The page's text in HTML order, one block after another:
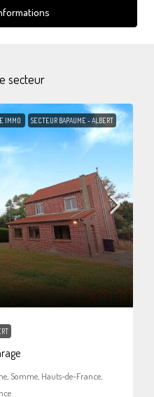
secteur
IMMO SECTEUR BAPAUME - ALBERT
Somme, Hauts-de-France,